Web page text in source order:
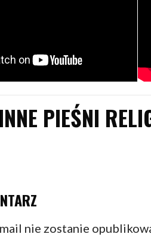
PIEŚNI
nie zostanie